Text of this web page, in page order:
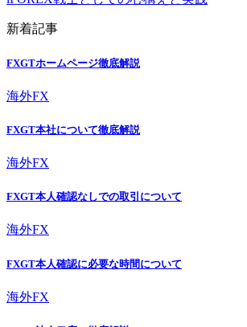
新着記事
FXGTホームページ徹底解説
海外FX
FXGT本社について徹底解説
海外FX
FXGT本人確認なしでの取引について
海外FX
FXGT本人確認に必要な時間について
海外FX